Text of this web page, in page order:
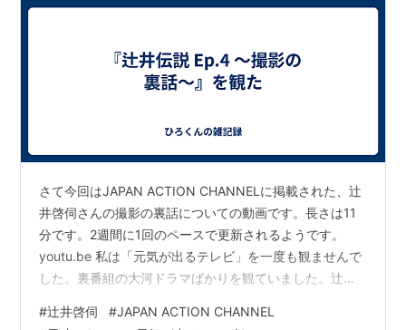
さて今回はJAPAN ACTION CHANNELに掲載された、辻
井啓伺さんの撮影の裏話についての動画です。長さは11
分です。2週間に1回のペースで更新されるようです。
youtu.be 私は「元気が出るテレビ」を一度も観ませんで
した。裏番組の大河ドラマばかりを観ていました。辻井
ちスタントで、一番最初は高さ30mからの落っこち。ま
#辻井啓伺 #JAPAN ACTION CHANNEL